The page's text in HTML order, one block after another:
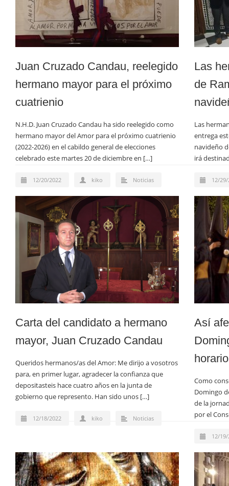
Las
de
Las
entrega
navideño
irá
12/
Juan Cruzado Candau, reelegido
hermano mayor para el próximo
cuatrienio
N.H.D. Juan Cruzado Candau ha sido reelegido como
hermano mayor del Amor para el próximo cuatrienio
(2022-2026) en el cabildo general de elecciones
celebrado este martes 20 de diciembre en […]
12/20/2022 kiko Noticias
Así
Como
Domingo
de la
por el
12/
Carta del candidato a hermano
mayor, Juan Cruzado Candau
Queridos hermanos/as del Amor: Me dirijo a vosotros
para, en primer lugar, agradecer la confianza que
depositasteis hace cuatro años en la junta de
gobierno que represento. Han sido unos […]
12/18/2022 kiko Noticias